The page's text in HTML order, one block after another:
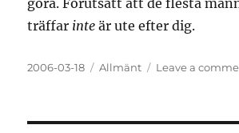
göra. Förutsätt att de flesta
träffar inte är ute efter dig.
Posted
2006-03-18 Categories
Allmänt Leave a